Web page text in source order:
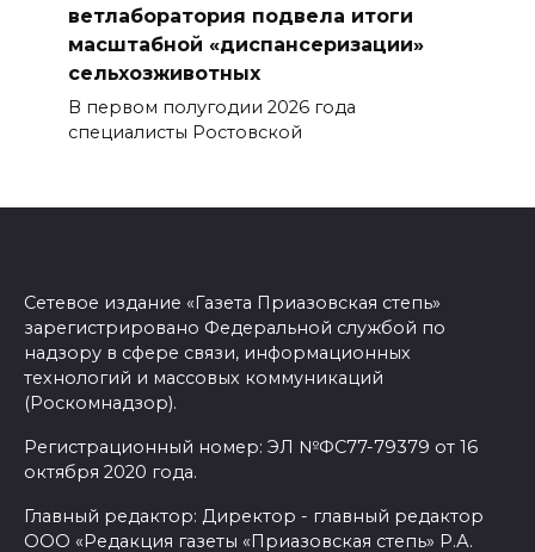
ветлаборатория подвела итоги
масштабной «диспансеризации»
сельхозживотных
В первом полугодии 2026 года
специалисты Ростовской
Сетевое издание «Газета Приазовская степь»
зарегистрировано Федеральной службой по
надзору в сфере связи, информационных
технологий и массовых коммуникаций
(Роскомнадзор).
Регистрационный номер: ЭЛ №ФС77-79379 от 16
октября 2020 года.
Главный редактор: Директор - главный редактор
ООО «Редакция газеты «Приазовская степь» Р.А.